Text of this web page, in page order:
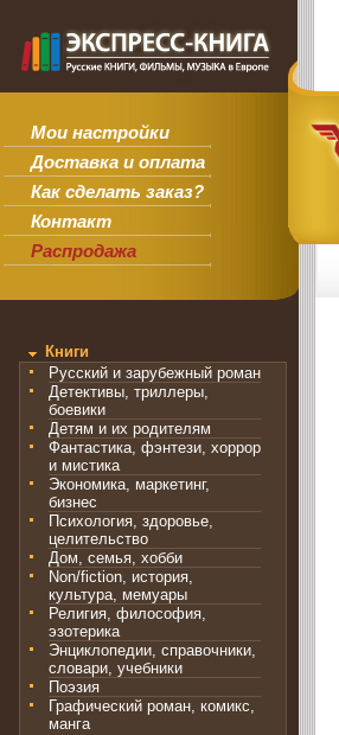
Мои настройки
Доставка и оплата
Как сделать заказ?
Контакт
Распродажа
Книги
Русский и зарубежный роман
Детективы, триллеры,
боевики
Детям и их родителям
Фантастика, фэнтези, хоррор
и мистика
Экономика, маркетинг,
бизнес
Психология, здоровье,
целительство
Дом, семья, хобби
Non/fiction, история,
культура, мемуары
Религия, философия,
эзотерика
Энциклопедии, справочники,
словари, учебники
Поэзия
Графический роман, комикс,
манга